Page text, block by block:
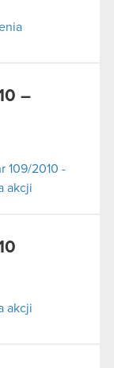
–
109/2010 -
akcji
akcji